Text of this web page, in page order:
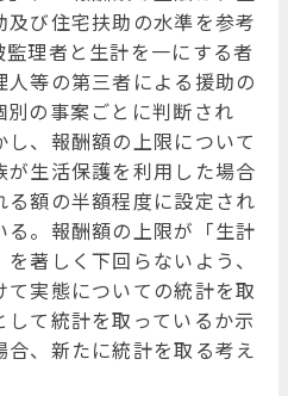
び住宅扶助の水準を参考
理者と生計を一にする者
等の第三者による援助の
の事案ごとに判断され
、報酬額の上限について
生活保護を利用した場合
額の半額程度に設定され
。報酬額の上限が「生計
著しく下回らないよう、
実態についての統計を取
て統計を取っているか示
、新たに統計を取る考え